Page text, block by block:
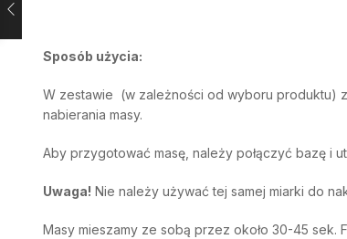
Sposób użycia:
W zestawie (w zależności od wyboru produktu)
nabierania masy.
Aby przygotować masę, należy połączyć bazę i
Uwaga! Nie należy używać tej samej miarki do
Masy mieszamy ze sobą przez około 30-45 sek.